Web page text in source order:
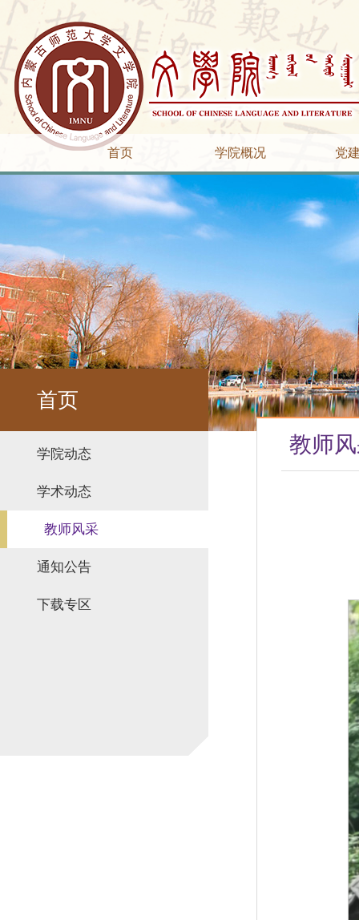
首页 学院概况 党
首页
学院动态
学术动态
教师风采
通知公告
下载专区
教师